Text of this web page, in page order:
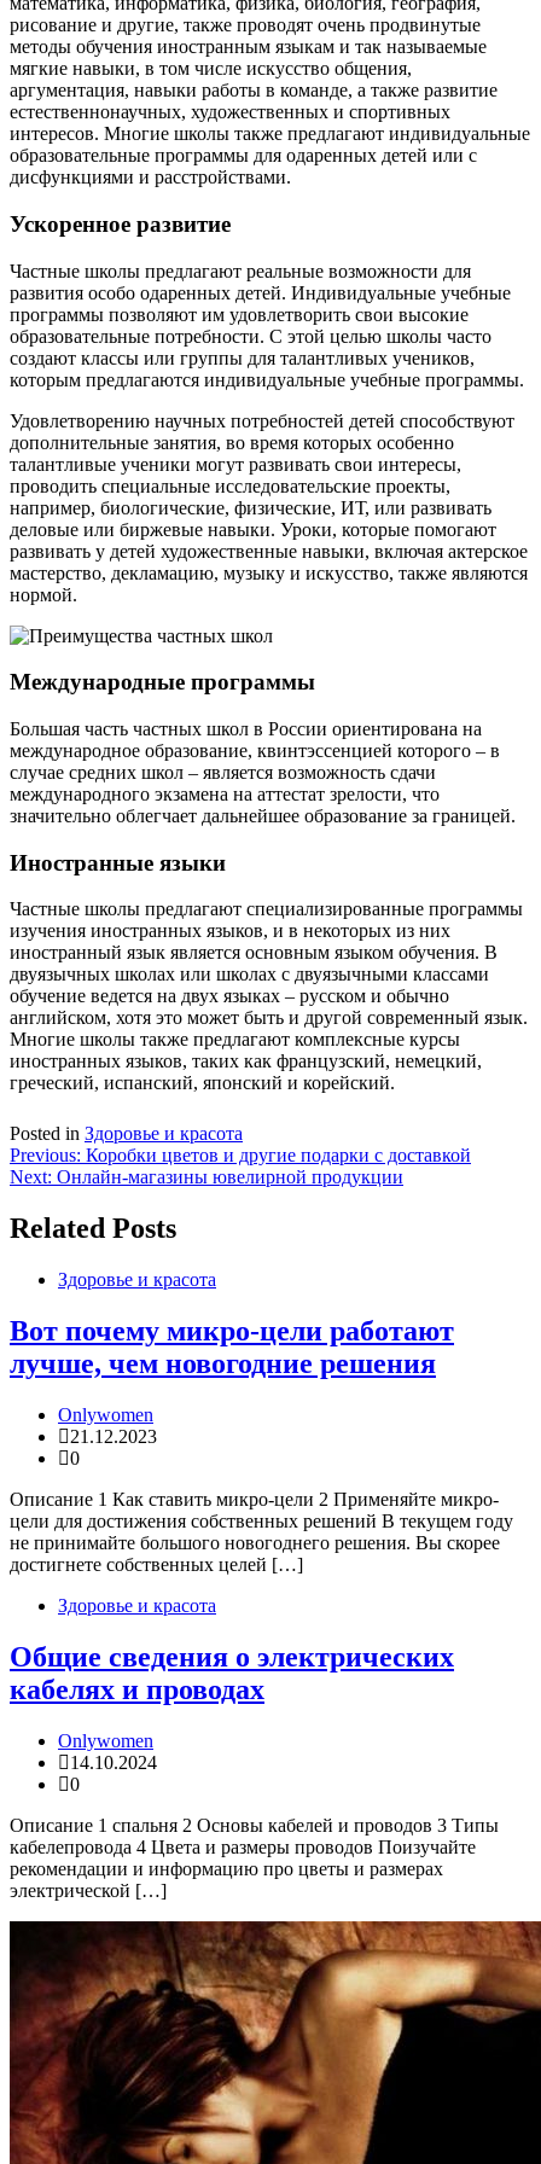
рисование и другие, также проводят очень продвинутые
методы обучения иностранным языкам и так называемые
мягкие навыки, в том числе искусство общения,
аргументация, навыки работы в команде, а также развитие
естественнонаучных, художественных и спортивных
интересов. Многие школы также предлагают индивидуальные
образовательные программы для одаренных детей или с
дисфункциями и расстройствами.
Ускоренное развитие
Частные школы предлагают реальные возможности для
развития особо одаренных детей. Индивидуальные учебные
программы позволяют им удовлетворить свои высокие
образовательные потребности. С этой целью школы часто
создают классы или группы для талантливых учеников,
которым предлагаются индивидуальные учебные программы.
Удовлетворению научных потребностей детей способствуют
дополнительные занятия, во время которых особенно
талантливые ученики могут развивать свои интересы,
проводить специальные исследовательские проекты,
например, биологические, физические, ИТ, или развивать
деловые или биржевые навыки. Уроки, которые помогают
развивать у детей художественные навыки, включая актерское
мастерство, декламацию, музыку и искусство, также являются
нормой.
Международные программы
Большая часть частных школ в России ориентирована на
международное образование, квинтэссенцией которого – в
случае средних школ – является возможность сдачи
международного экзамена на аттестат зрелости, что
значительно облегчает дальнейшее образование за границей.
Иностранные языки
Частные школы предлагают специализированные программы
изучения иностранных языков, и в некоторых из них
иностранный язык является основным языком обучения. В
двуязычных школах или школах с двуязычными классами
обучение ведется на двух языках – русском и обычно
английском, хотя это может быть и другой современный язык.
Многие школы также предлагают комплексные курсы
иностранных языков, таких как французский, немецкий,
греческий, испанский, японский и корейский.
Posted in Здоровье и красота
Навигация
по
записям
Previous: Коробки цветов и другие подарки с доставкой
Next: Онлайн-магазины ювелирной продукции
Related Posts
Здоровье и красота
Вот почему микро-цели работают
лучше, чем новогодние решения
Onlywomen
21.12.2023
0
Описание 1 Как ставить микро-цели 2 Применяйте микро-
цели для достижения собственных решений В текущем году
не принимайте большого новогоднего решения. Вы скорее
достигнете собственных целей […]
Здоровье и красота
Общие сведения о электрических
кабелях и проводах
Onlywomen
14.10.2024
0
Описание 1 спальня 2 Основы кабелей и проводов 3 Типы
кабелепровода 4 Цвета и размеры проводов Поизучайте
рекомендации и информацию про цветы и размерах
электрической […]